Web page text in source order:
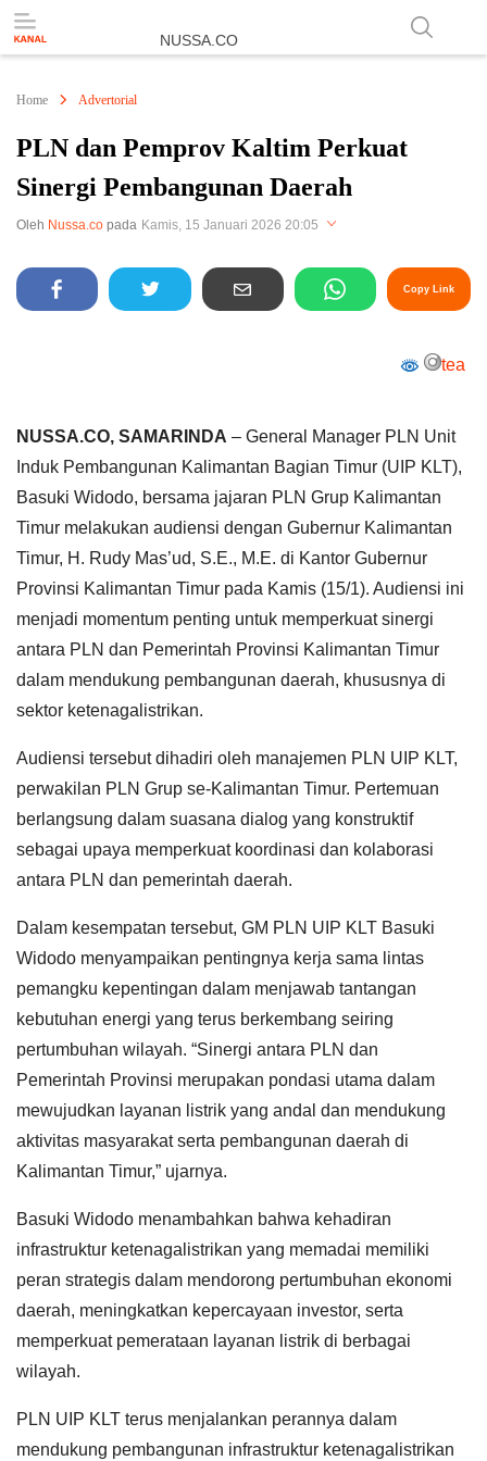
NUSSA.CO
Home Advertorial
PLN dan Pemprov Kaltim Perkuat
Sinergi Pembangunan Daerah
Oleh Nussa.co pada Kamis, 15 Januari 2026 20:05
Copy Link
tea
NUSSA.CO, SAMARINDA – General Manager PLN Unit
Induk Pembangunan Kalimantan Bagian Timur (UIP KLT),
Basuki Widodo, bersama jajaran PLN Grup Kalimantan
Timur melakukan audiensi dengan Gubernur Kalimantan
Timur, H. Rudy Mas’ud, S.E., M.E. di Kantor Gubernur
Provinsi Kalimantan Timur pada Kamis (15/1). Audiensi ini
menjadi momentum penting untuk memperkuat sinergi
antara PLN dan Pemerintah Provinsi Kalimantan Timur
dalam mendukung pembangunan daerah, khususnya di
sektor ketenagalistrikan.
Audiensi tersebut dihadiri oleh manajemen PLN UIP KLT,
perwakilan PLN Grup se-Kalimantan Timur. Pertemuan
berlangsung dalam suasana dialog yang konstruktif
sebagai upaya memperkuat koordinasi dan kolaborasi
antara PLN dan pemerintah daerah.
Dalam kesempatan tersebut, GM PLN UIP KLT Basuki
Widodo menyampaikan pentingnya kerja sama lintas
pemangku kepentingan dalam menjawab tantangan
kebutuhan energi yang terus berkembang seiring
pertumbuhan wilayah. “Sinergi antara PLN dan
Pemerintah Provinsi merupakan pondasi utama dalam
mewujudkan layanan listrik yang andal dan mendukung
aktivitas masyarakat serta pembangunan daerah di
Kalimantan Timur,” ujarnya.
Basuki Widodo menambahkan bahwa kehadiran
infrastruktur ketenagalistrikan yang memadai memiliki
peran strategis dalam mendorong pertumbuhan ekonomi
daerah, meningkatkan kepercayaan investor, serta
memperkuat pemerataan layanan listrik di berbagai
wilayah.
PLN UIP KLT terus menjalankan perannya dalam
mendukung pembangunan infrastruktur ketenagalistrikan